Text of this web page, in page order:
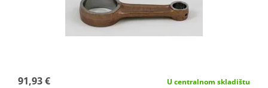
91,93 € U centralnom skladištu